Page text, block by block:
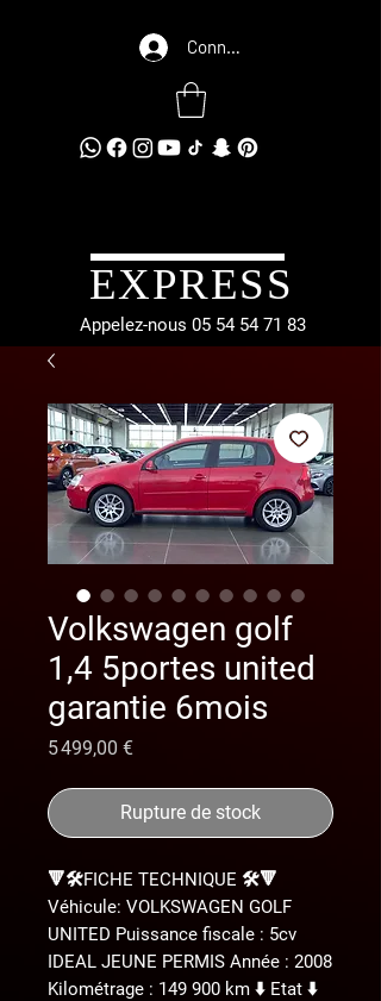
Connexion
EXPRESS
Appelez-nous 05 54 54 71 83
Volkswagen golf
1,4 5portes united
garantie 6mois
5 499,00 €Prix
Rupture de stock
🔻🛠️FICHE TECHNIQUE 🛠️🔻
Véhicule: VOLKSWAGEN GOLF
UNITED Puissance fiscale : 5cv
IDEAL JEUNE PERMIS Année : 2008
Kilométrage : 149 900 km ⬇️ Etat ⬇️